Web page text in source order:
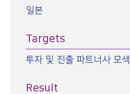
일본
Targets
투자 및 진출 파트너사 모색
Result